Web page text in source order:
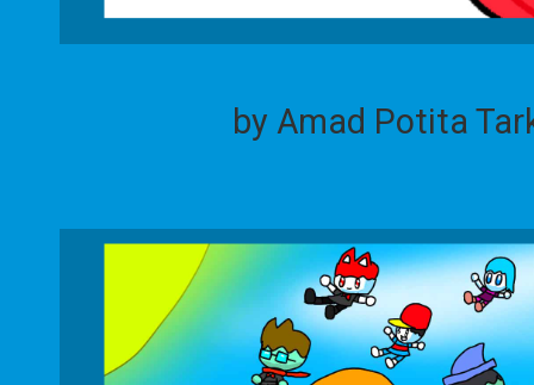
by Amad Potita